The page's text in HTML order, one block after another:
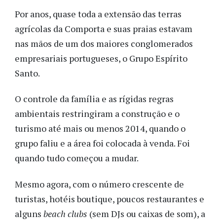
Por anos, quase toda a extensão das terras
agrícolas da Comporta e suas praias estavam
nas mãos de um dos maiores conglomerados
empresariais portugueses, o Grupo Espírito
Santo.
O controle da família e as rígidas regras
ambientais restringiram a construção e o
turismo até mais ou menos 2014, quando o
grupo faliu e a área foi colocada à venda. Foi
quando tudo começou a mudar.
Mesmo agora, com o número crescente de
turistas, hotéis boutique, poucos restaurantes e
alguns beach clubs (sem DJs ou caixas de som), a